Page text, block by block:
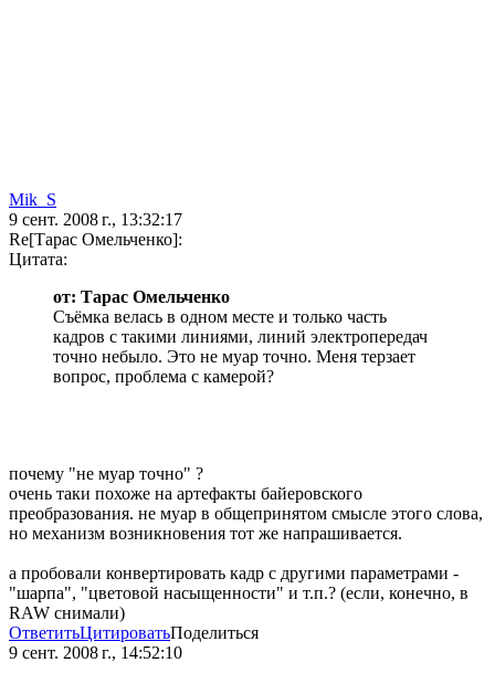
Mik_S
9 сент. 2008 г., 13:32:17
Re[Тарас Омельченко]:
Цитата:
от: Тарас Омельченко
Съёмка велась в одном месте и только часть
кадров с такими линиями, линий электропередач
точно небыло. Это не муар точно. Меня терзает
вопрос, проблема с камерой?
почему "не муар точно" ?
очень таки похоже на артефакты байеровского
преобразования. не муар в общепринятом смысле этого слова,
но механизм возникновения тот же напрашивается.
а пробовали конвертировать кадр с другими параметрами -
"шарпа", "цветовой насыщенности" и т.п.? (если, конечно, в
RAW снимали)
ОтветитьЦитироватьПоделиться
9 сент. 2008 г., 14:52:10